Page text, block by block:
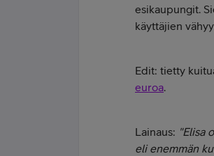
esikaupungit.
käyttäjien
Edit: tietty
euroa.
Lainaus: "Elisa
eli enemmän